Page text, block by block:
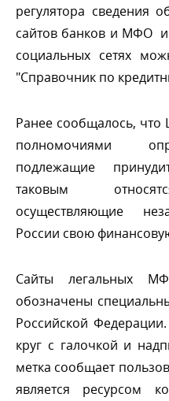
регулятора сведения
сайтов банков и МФО
социальных сетях
"Справочник по
Ранее сообщалось,
полномочиями
подлежащие
таковым
осуществляющие
России свою
Сайты легальных
обозначены
Российской
круг с галочкой и
метка сообщает
является ресурсом